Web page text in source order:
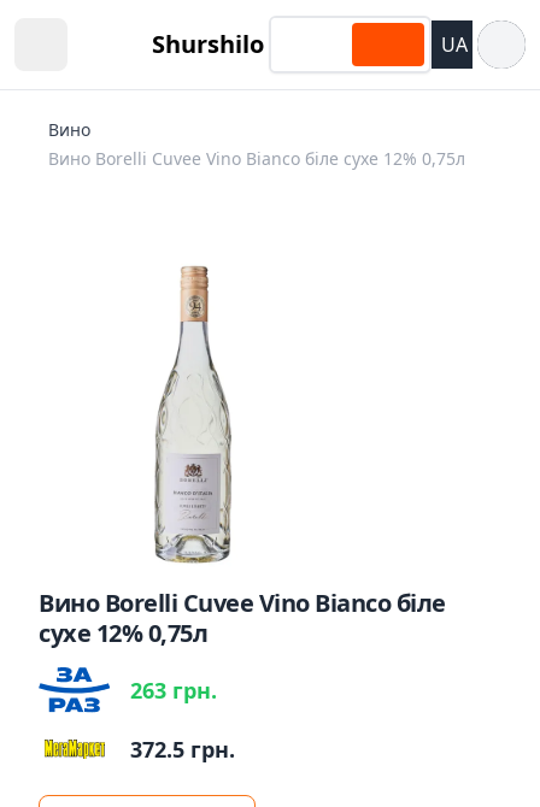
Shurshilo UA
Вино
Вино Borelli Cuvee Vino Bianco біле сухе 12% 0,75л
Вино Borelli Cuvee Vino Bianco біле
сухе 12% 0,75л
263 грн.
372.5 грн.